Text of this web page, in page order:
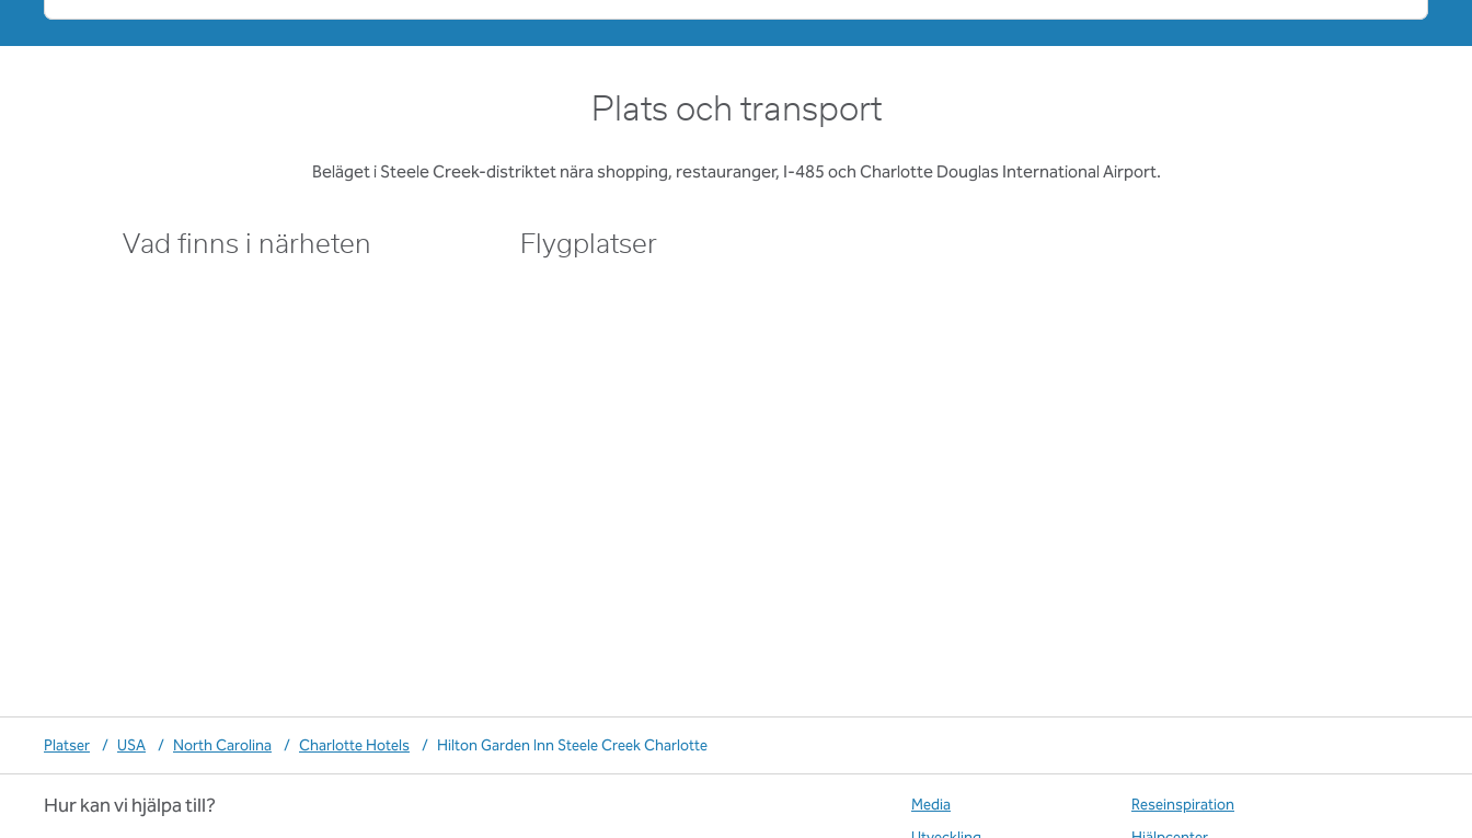
Plats och transport
Beläget i Steele Creek-distriktet nära shopping, restauranger, I-485 och Charlotte Douglas International Airport.
Vad finns i närheten Flygplatser
Platser / USA / North Carolina / Charlotte Hotels / Hilton Garden Inn Steele Creek Charlotte
Hur kan vi hjälpa till?
Media
Reseinspiration